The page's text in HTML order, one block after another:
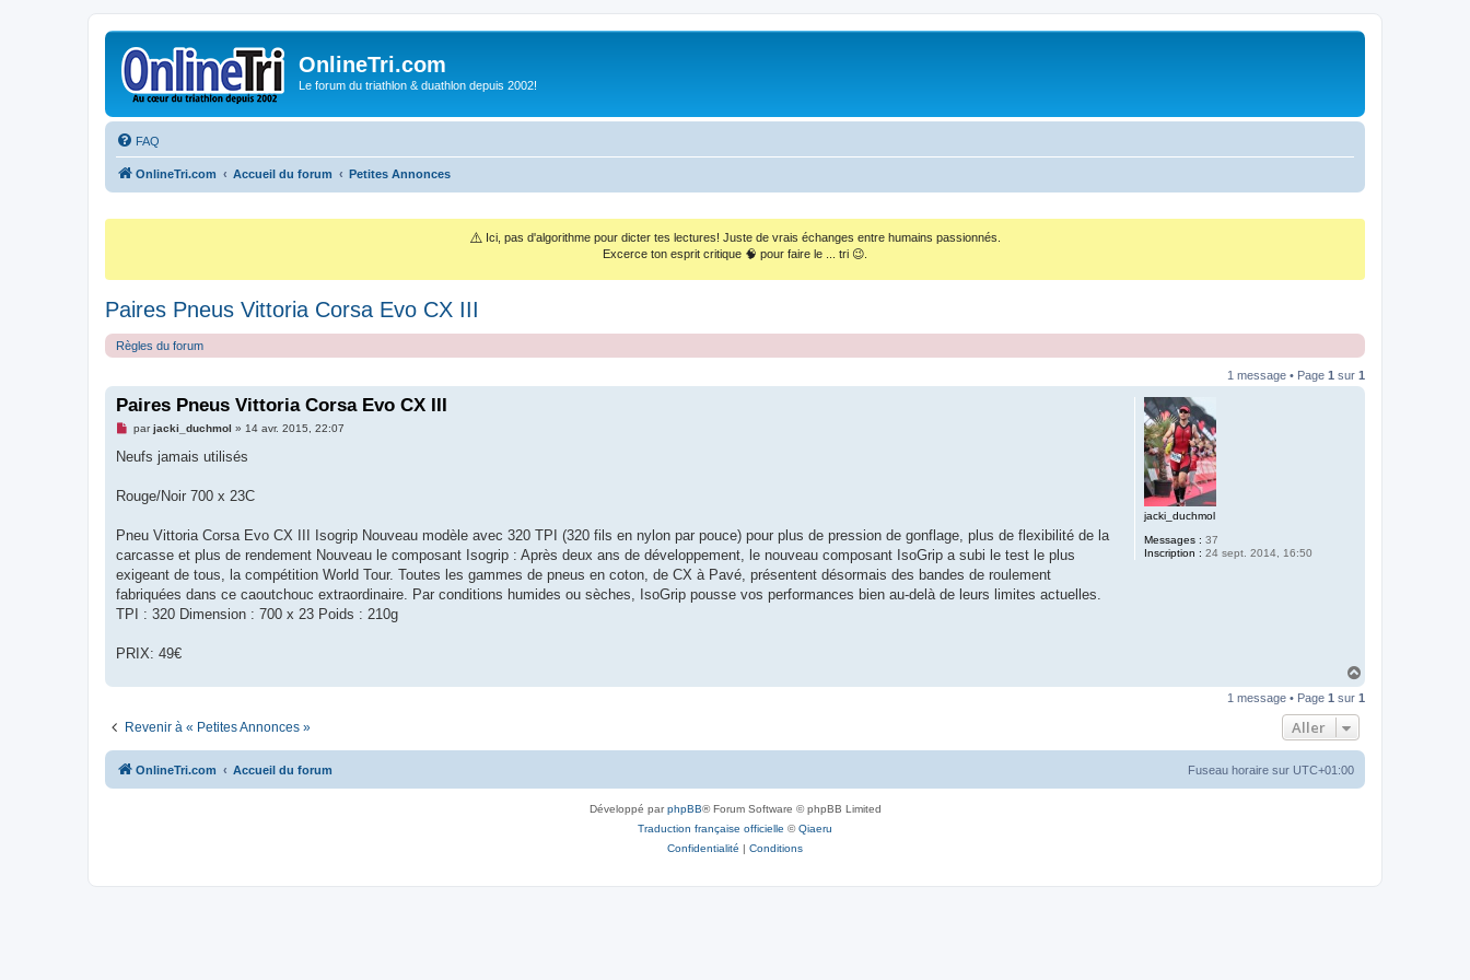
OnlineTri.com
Le forum du triathlon & duathlon depuis 2002!
FAQ
OnlineTri.com Accueil du forum Petites Annonces
⚠️ Ici, pas d'algorithme pour dicter tes lectures! Juste de vrais échanges entre humains passionnés.
Excerce ton esprit critique 🧠 pour faire le ... tri 😉.
Paires Pneus Vittoria Corsa Evo CX III
Règles du forum
1 message • Page 1 sur 1
jacki_duchmol
Messages : 37
Inscription : 24 sept. 2014, 16:50
Paires Pneus Vittoria Corsa Evo CX III
M
s
g
o
l
u
parjacki_duchmol » 14 avr. 2015, 22:07
Neufs jamais utilisés
Rouge/Noir 700 x 23C
Pneu Vittoria Corsa Evo CX III Isogrip Nouveau modèle avec 320 TPI (320 fils en nylon par pouce) pour plus de pression de gonflage, plus de flexibilité de la
carcasse et plus de rendement Nouveau le composant Isogrip : Après deux ans de développement, le nouveau composant IsoGrip a subi le test le plus
exigeant de tous, la compétition World Tour. Toutes les gammes de pneus en coton, de CX à Pavé, présentent désormais des bandes de roulement
fabriquées dans ce caoutchouc extraordinaire. Par conditions humides ou sèches, IsoGrip pousse vos performances bien au-delà de leurs limites actuelles.
TPI : 320 Dimension : 700 x 23 Poids : 210g
PRIX: 49€
u
1 message • Page 1 sur 1
Revenir à « Petites Annonces » Aller
OnlineTri.com Accueil du forum Fuseau horaire sur UTC+01:00
Développé parphpBB® Forum Software © phpBB Limited
Traduction française officielle ©Qiaeru
Confidentialité | Conditions